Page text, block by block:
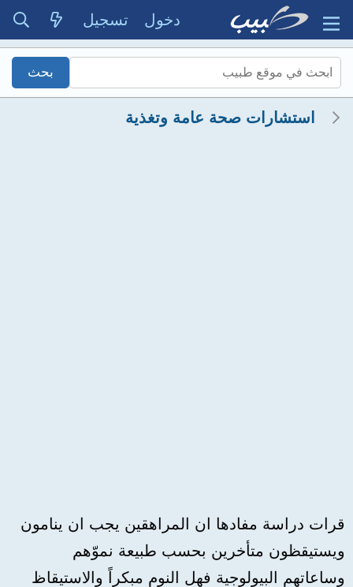
دخول تسجيل
استشارات صحة عامة وتغذية
قرات دراسة مفادها ان المراهقين يجب ان ينامون
ويستيقظون متأخرين بحسب طبيعة نموّهم
وساعاتهم البيولوجية فهل النوم مبكراً والاستيقاظ